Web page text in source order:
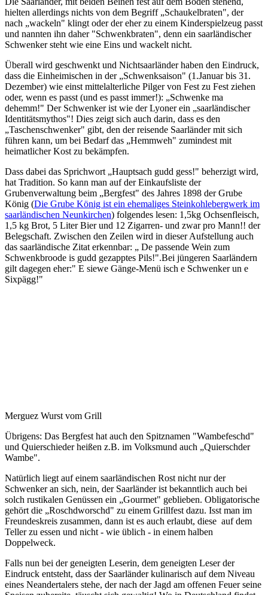
hielten allerdings nichts von dem Begriff „Schaukelbraten", der
nach „wackeln" klingt oder der eher zu einem Kinderspielzeug passt
und nannten ihn daher "Schwenkbraten", denn ein saarländischer
Schwenker steht wie eine Eins und wackelt nicht.
Überall wird geschwenkt und Nichtsaarländer haben den Eindruck,
dass die Einheimischen in der „Schwenksaison" (1.Januar bis 31.
Dezember) wie einst mittelalterliche Pilger von Fest zu Fest ziehen
oder, wenn es passt (und es passt immer!): „Schwenke ma
dehemm!" Der Schwenker ist wie der Lyoner ein „saarländischer
Identitätsmythos"! Dies zeigt sich auch darin, dass es den
„Taschenschwenker" gibt, den der reisende Saarländer mit sich
führen kann, um bei Bedarf das „Hemmweh" zumindest mit
heimatlicher Kost zu bekämpfen.
Dass dabei das Sprichwort „Hauptsach gudd gess!" beherzigt wird,
hat Tradition. So kann man auf der Einkaufsliste der
Grubenverwaltung beim „Bergfest" des Jahres 1898 der Grube
König (Die Grube König ist ein ehemaliges Steinkohlebergwerk im
saarländischen Neunkirchen) folgendes lesen: 1,5kg Ochsenfleisch,
1,5 kg Brot, 5 Liter Bier und 12 Zigarren- und zwar pro Mann!! der
Belegschaft. Zwischen den Zeilen wird in dieser Aufstellung auch
das saarländische Zitat erkennbar: „ De passende Wein zum
Schwenkbroode is gudd gezapptes Pils!".Bei jüngeren Saarländern
gilt dagegen eher:" E siewe Gänge-Menü isch e Schwenker un e
Sixpägg!"
Merguez Wurst vom Grill
Übrigens: Das Bergfest hat auch den Spitznamen "Wambefeschd"
und Quierschieder heißen z.B. im Volksmund auch „Quierschder
Wambe".
Natürlich liegt auf einem saarländischen Rost nicht nur der
Schwenker an sich, nein, der Saarländer ist bekanntlich auch bei
solch rustikalen Genüssen ein „Gourmet" geblieben. Obligatorische
gehört die „Roschdworschd" zu einem Grillfest dazu. Isst man im
Freundeskreis zusammen, dann ist es auch erlaubt, diese auf dem
Teller zu essen und nicht - wie üblich - in einem halben
Doppelweck.
Falls nun bei der geneigten Leserin, dem geneigten Leser der
Eindruck entsteht, dass der Saarländer kulinarisch auf dem Niveau
eines Neandertalers stehe, der nach der Jagd am offenen Feuer seine